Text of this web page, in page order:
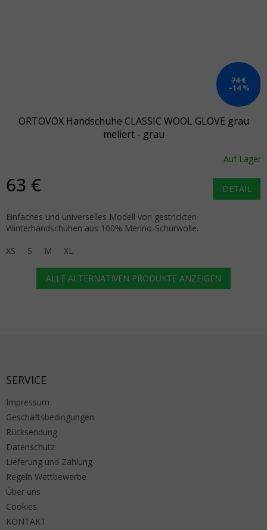
74 €
–14 %
ORTOVOX Handschuhe CLASSIC WOOL GLOVE grau
meliert - grau
Auf Lager
63 € DETAIL
Einfaches und universelles Modell von gestrickten
Winterhandschuhen aus 100% Merino-Schurwolle.
XS
S M XL
ALLE ALTERNATIVEN PRODUKTE ANZEIGEN
SERVICE
Impressum
Geschäftsbedingungen
Rücksendung
Datenschutz
Lieferung und Zahlung
Regeln Wettbewerbe
Über uns
Cookies
KONTAKT